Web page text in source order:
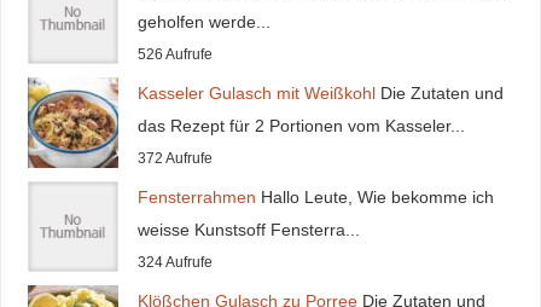
geholfen werde...
526 Aufrufe
Kasseler Gulasch mit Weißkohl Die Zutaten und
das Rezept für 2 Portionen vom Kasseler...
372 Aufrufe
Fensterrahmen Hallo Leute, Wie bekomme ich
weisse Kunstsoff Fensterra...
324 Aufrufe
Klößchen Gulasch zu Porree Die Zutaten und